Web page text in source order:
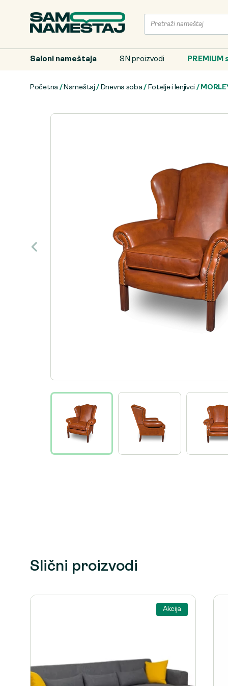
Saloni nameštaja SN proizvodi PREMIUM
Početna / Nameštaj / Dnevna soba / Fotelje i lenjivci /
Slični proizvodi
Akcija